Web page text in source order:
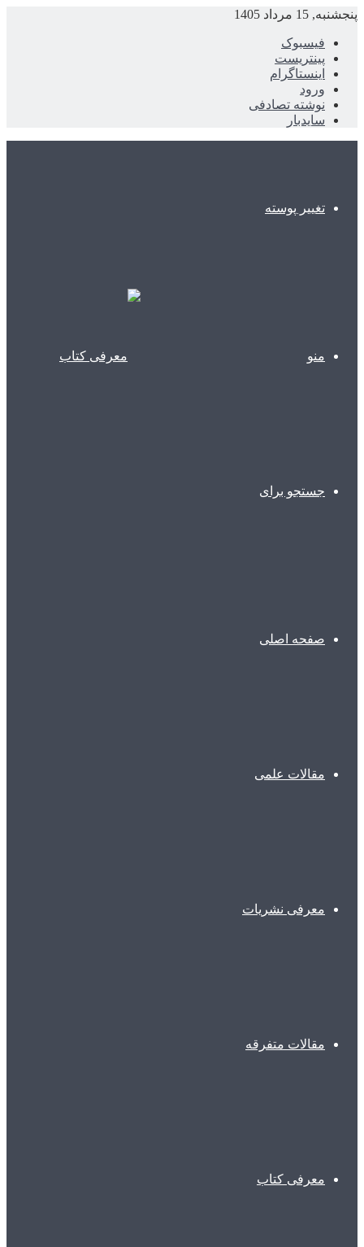
پنجشنبه, 15 مرداد 1405
فیسبوک
پینتریست
اینستاگرام
ورود
نوشته تصادفی
سایدبار
تغییر پوسته
منو
جستجو برای
صفحه اصلی
مقالات علمی
معرفی نشریات
مقالات متفرقه
معرفی کتاب